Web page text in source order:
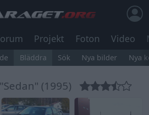
Projekt Foton Video
Bläddra Sök Nya bilder Nya
"Sedan" (1995)